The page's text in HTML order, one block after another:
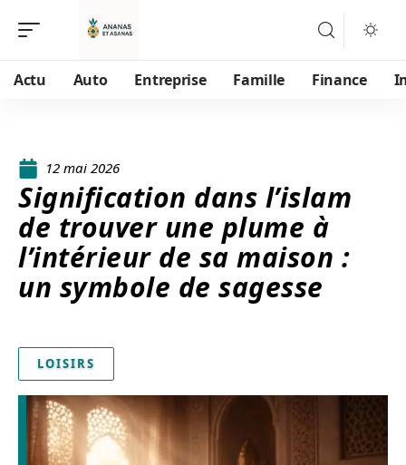
Actu Auto Entreprise Famille Finance
12 mai 2026
Signification dans l’islam
de trouver une plume à
l’intérieur de sa maison :
un symbole de sagesse
LOISIRS